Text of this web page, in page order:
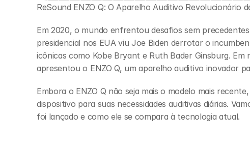
ReSound ENZO Q: O Aparelho Auditivo Revolucionário
Em 2020, o mundo enfrentou desafios sem precedentes
presidencial nos EUA viu Joe Biden derrotar o
icônicas como Kobe Bryant e Ruth Bader Ginsburg. Em
apresentou o ENZO Q, um aparelho auditivo inovador
Embora o ENZO Q não seja mais o modelo mais
dispositivo para suas necessidades auditivas diárias.
foi lançado e como ele se compara à tecnologia atual.